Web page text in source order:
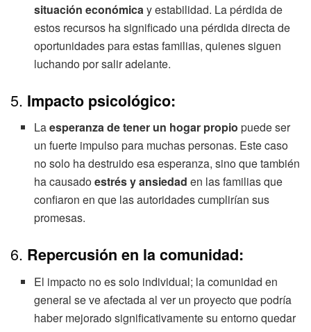
situación económica y estabilidad. La pérdida de
estos recursos ha significado una pérdida directa de
oportunidades para estas familias, quienes siguen
luchando por salir adelante.
5. Impacto psicológico:
Laesperanza de tener un hogar propio puede ser
un fuerte impulso para muchas personas. Este caso
no solo ha destruido esa esperanza, sino que también
ha causadoestrés y ansiedad en las familias que
confiaron en que las autoridades cumplirían sus
promesas.
6. Repercusión en la comunidad:
El impacto no es solo individual; la comunidad en
general se ve afectada al ver un proyecto que podría
haber mejorado significativamente su entorno quedar